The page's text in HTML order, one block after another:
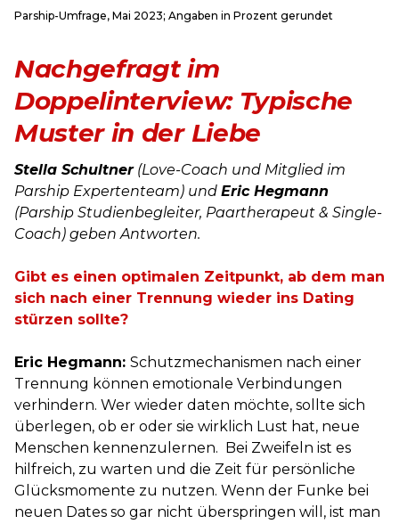
Parship-Umfrage, Mai 2023; Angaben in Prozent gerundet
Nachgefragt im
Doppelinterview: Typische
Muster in der Liebe
Stella Schultner(Love-Coach und Mitglied im
Parship Expertenteam) und Eric Hegmann
(Parship Studienbegleiter, Paartherapeut & Single-
Coach) geben Antworten.
Gibt es einen optimalen Zeitpunkt, ab dem man
sich nach einer Trennung wieder ins Dating
stürzen sollte?
Eric Hegmann: Schutzmechanismen nach einer
Trennung können emotionale Verbindungen
verhindern. Wer wieder daten möchte, sollte sich
überlegen, ob er oder sie wirklich Lust hat, neue
Menschen kennenzulernen. Bei Zweifeln ist es
hilfreich, zu warten und die Zeit für persönliche
Glücksmomente zu nutzen. Wenn der Funke bei
neuen Dates so gar nicht überspringen will, ist man